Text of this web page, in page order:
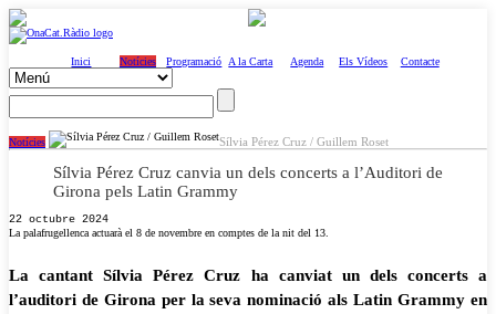
Inici Notícies Programació A la Carta Agenda Els Vídeos Contacte
Notícies Sílvia Pérez Cruz / Guillem Roset
Sílvia Pérez Cruz canvia un dels concerts a l’Auditori de
Girona pels Latin Grammy
22 octubre 2024
La palafrugellenca actuarà el 8 de novembre en comptes de la nit del 13.
La cantant Sílvia Pérez Cruz ha canviat un dels concerts a
l’auditori de Girona per la seva nominació als Latin Grammy en